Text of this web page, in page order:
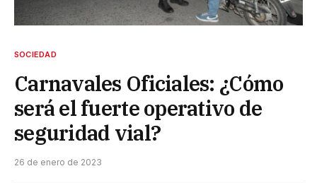
SOCIEDAD
Carnavales Oficiales: ¿Cómo
será el fuerte operativo de
seguridad vial?
26 de enero de 2023